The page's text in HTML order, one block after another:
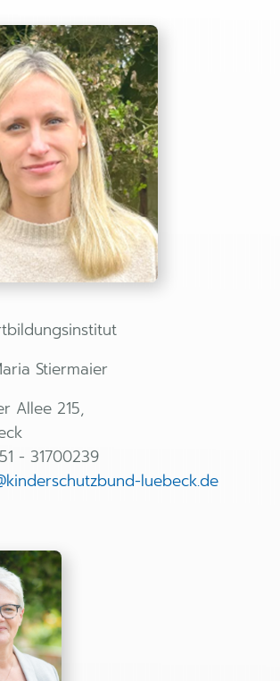
Stiermaier
Allee 215,
- 31700239
kinderschutzbund-luebeck.de